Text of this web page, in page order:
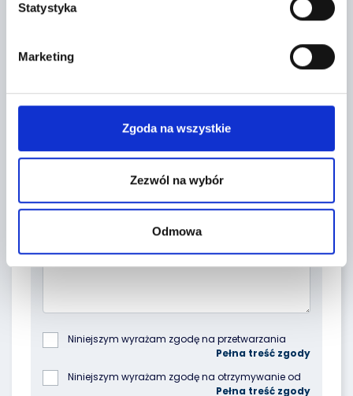
Statystyka
Marketing
Zgoda na wszystkie
Zezwól na wybór
Odmowa
Niniejszym wyrażam zgodę na przetwarzania
podanych przeze mnie danych osobowych przez
Komornikach, przy ul. Lipowej 2, 55-300 Komorniki,
Niniejszym wyrażam zgodę na otrzymywanie od
spółki Poleasingowe.pl Sp. z o.o. z siedzibą w